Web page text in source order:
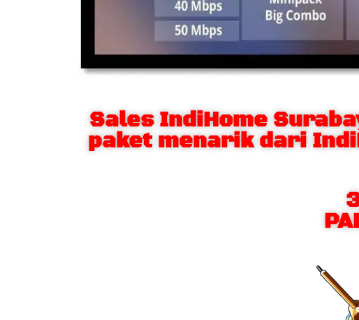
Sales IndiHome
paket menarik dari